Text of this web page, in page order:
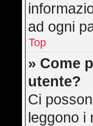
ad ogni
Top
» Come
utente?
Ci
leggono i